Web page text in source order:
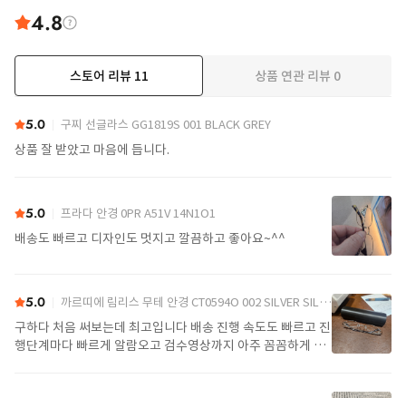
4.8
스토어 리뷰 11 상품 연관 리뷰 0
5.0 구찌 선글라스 GG1819S 001 BLACK GREY
상품 잘 받았고 마음에 듭니다.
5.0 프라다 안경 0PR A51V 14N1O1
배송도 빠르고 디자인도 멋지고 깔끔하고 좋아요~^^
5.0 까르띠에 림리스 무테 안경 CT0594O 002 SILVER SILVER TRANSPARENT
구하다 처음 써보는데 최고입니다 배송 진행 속도도 빠르고 진
행단계마다 빠르게 알람오고 검수영상까지 아주 꼼꼼하게 찍